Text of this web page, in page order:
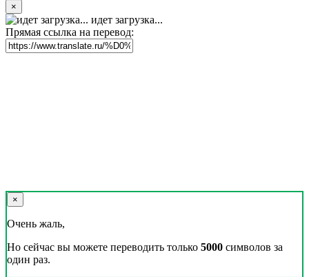
×
идет загрузка...
Прямая ссылка на перевод:
×
Очень жаль,
Но сейчас вы можете переводить только 5000 символов за
один раз.